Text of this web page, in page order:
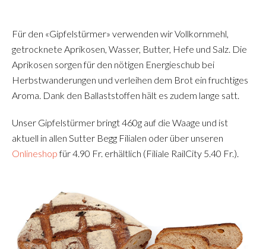
Für den «Gipfelstürmer» verwenden wir Vollkornmehl,
getrocknete Aprikosen, Wasser, Butter, Hefe und Salz. Die
Aprikosen sorgen für den nötigen Energieschub bei
Herbstwanderungen und verleihen dem Brot ein fruchtiges
Aroma. Dank den Ballaststoffen hält es zudem lange satt.
Unser Gipfelstürmer bringt 460g auf die Waage und ist
aktuell in allen Sutter Begg Filialen oder über unseren
Onlineshop​​​​​​​ für 4.90 Fr. erhältlich (Filiale RailCity 5.40 Fr.).